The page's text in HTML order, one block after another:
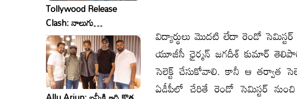
Tollywood Release
Clash: నాలుగు
సినిమాలు..ఒకేసారి..ఎందుకో?
విద్యార్థులు మొదటి లేదా రెండో
యూజీసీ ఛైర్మన్ జగదీశ్ కుమార్
సెలెక్ట్ చేసుకోవాలి. కానీ ఆ తర్వాత
ఏడీపీలో చేరితే రెండో సెమిస్టర్